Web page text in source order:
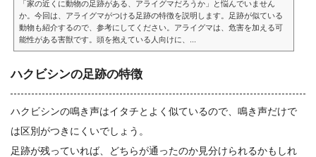
「家の近くに動物の足跡がある、アライグマだろうか」と悩んでいません
か。今回は、アライグマがつける足跡の特徴を説明します。足跡が似ている
動物も紹介するので、参考にしてください。アライグマは、危害を加える可
能性がある害獣です。頭を抱えている人向けに、...
ハクビシンの足跡の特徴
ハクビシンの鳴き声はイタチとよく似ているので、鳴き声だけで
は区別がつきにくいでしょう。
足跡が残っていれば、どちらが通ったのか見分けられるかもしれ